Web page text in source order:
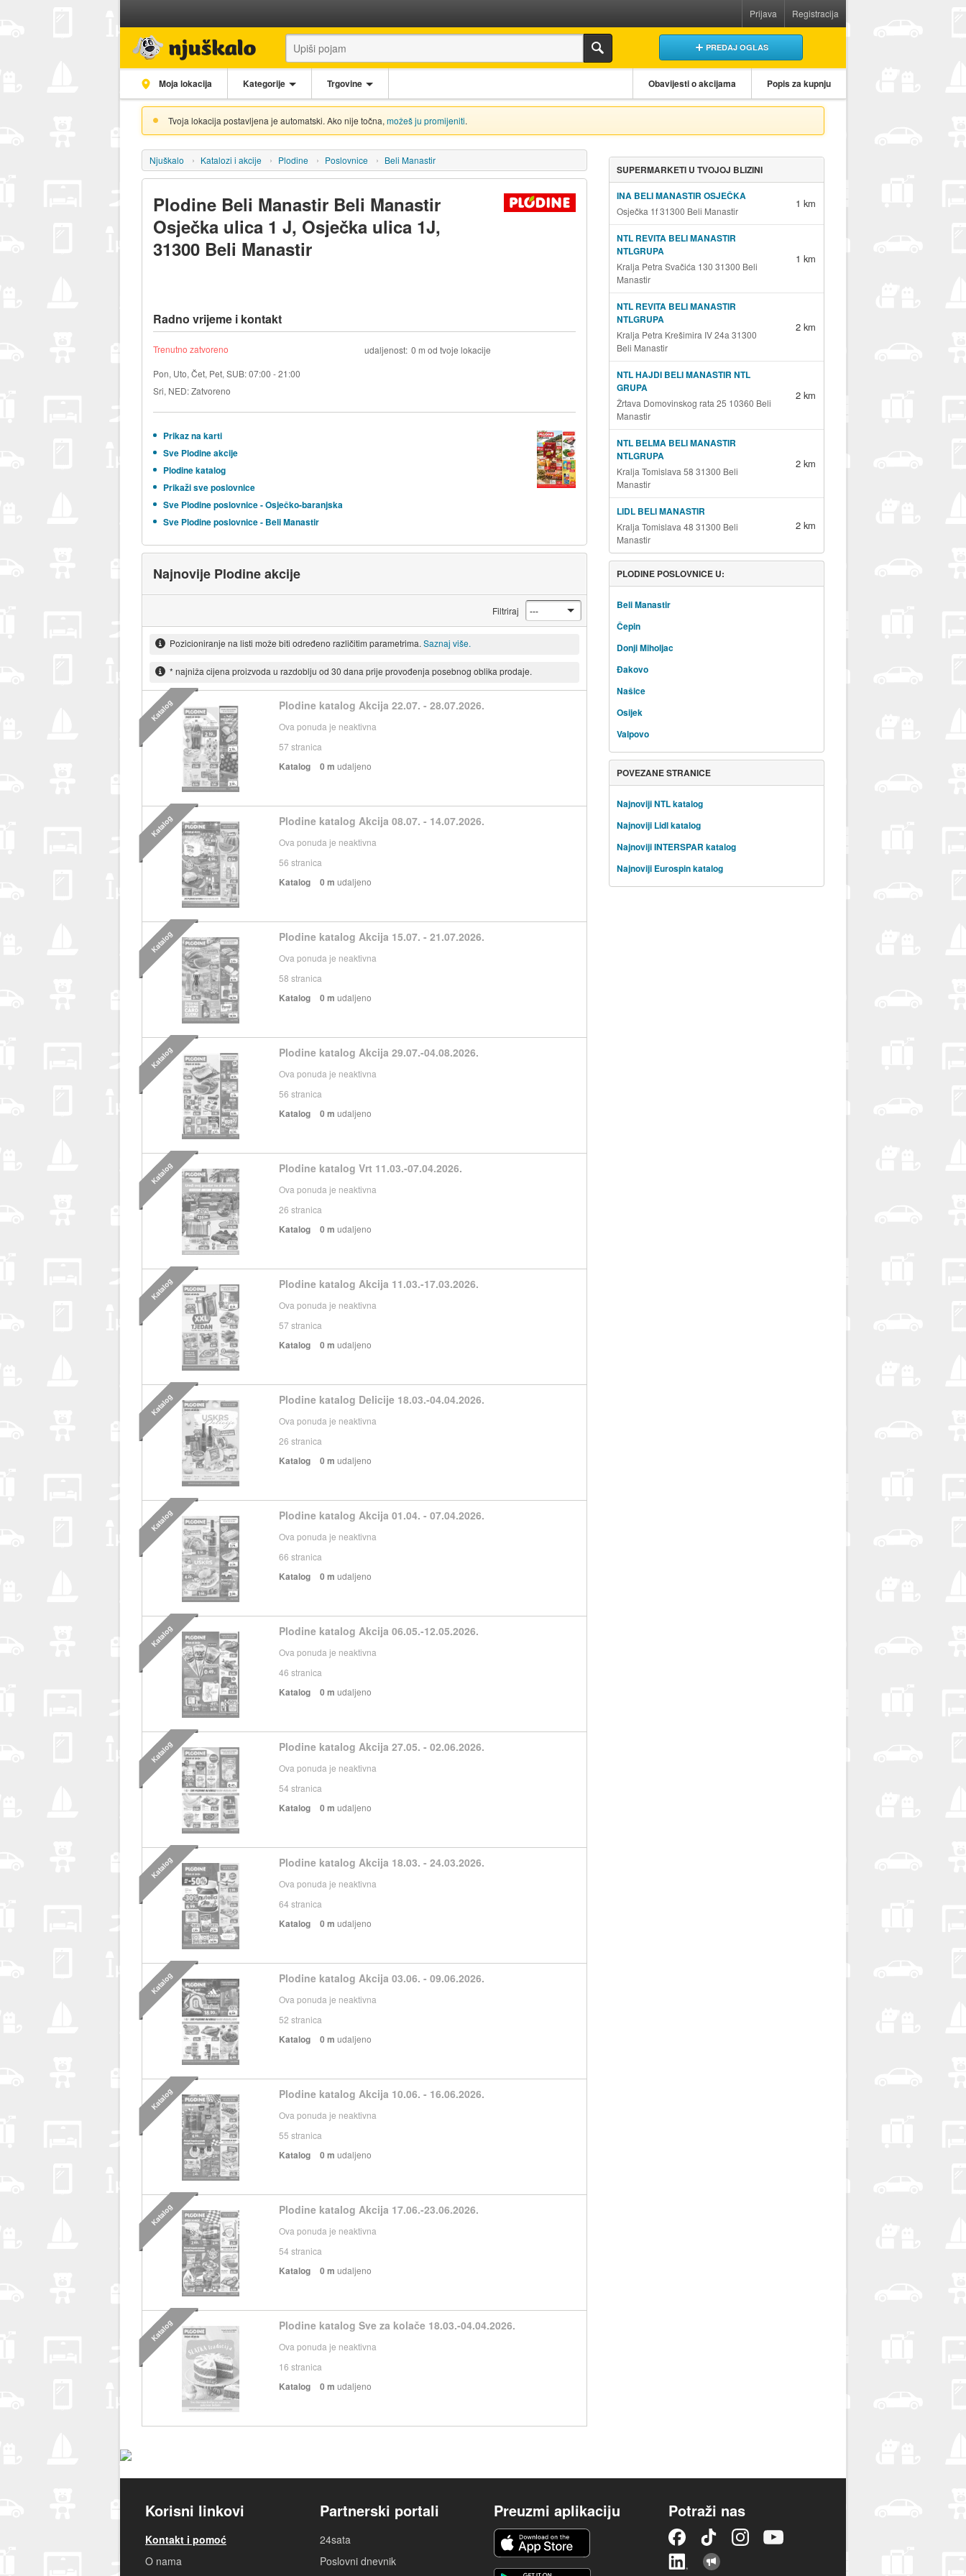
Prijava Registracija
PREDAJ OGLAS
Moja lokacija Kategorije Trgovine Obavijesti o akcijama Popis za kupnju
Tvoja lokacija postavljena je automatski. Ako nije točna, možeš ju promijeniti.
Njuškalo Katalozi i akcije Plodine Poslovnice Beli Manastir
Plodine Beli Manastir Beli Manastir
Osječka ulica 1 J, Osječka ulica 1J,
31300 Beli Manastir
Radno vrijeme i kontakt
Trenutno zatvoreno
Pon, Uto, Čet, Pet, SUB: 07:00 - 21:00
Sri, NED: Zatvoreno
udaljenost 0 m od tvoje lokacije
Prikaz na karti
Sve Plodine akcije
Plodine katalog
Prikaži sve poslovnice
Sve Plodine poslovnice - Osječko-baranjska
Sve Plodine poslovnice - Beli Manastir
Najnovije Plodine akcije
Filtriraj
Pozicioniranje na listi može biti određeno različitim parametrima. Saznaj više.
* najniža cijena proizvoda u razdoblju od 30 dana prije provođenja posebnog oblika prodaje.
Plodine katalog Akcija 22.07. - 28.07.2026.
Ova ponuda je neaktivna
57 stranica
Katalog 0 m udaljeno
Katalog
Plodine katalog Akcija 08.07. - 14.07.2026.
Ova ponuda je neaktivna
56 stranica
Katalog 0 m udaljeno
Katalog
Plodine katalog Akcija 15.07. - 21.07.2026.
Ova ponuda je neaktivna
58 stranica
Katalog 0 m udaljeno
Katalog
Plodine katalog Akcija 29.07.-04.08.2026.
Ova ponuda je neaktivna
56 stranica
Katalog 0 m udaljeno
Katalog
Plodine katalog Vrt 11.03.-07.04.2026.
Ova ponuda je neaktivna
26 stranica
Katalog 0 m udaljeno
Katalog
Plodine katalog Akcija 11.03.-17.03.2026.
Ova ponuda je neaktivna
57 stranica
Katalog 0 m udaljeno
Katalog
Plodine katalog Delicije 18.03.-04.04.2026.
Ova ponuda je neaktivna
26 stranica
Katalog 0 m udaljeno
Katalog
Plodine katalog Akcija 01.04. - 07.04.2026.
Ova ponuda je neaktivna
66 stranica
Katalog 0 m udaljeno
Katalog
Plodine katalog Akcija 06.05.-12.05.2026.
Ova ponuda je neaktivna
46 stranica
Katalog 0 m udaljeno
Katalog
Plodine katalog Akcija 27.05. - 02.06.2026.
Ova ponuda je neaktivna
54 stranica
Katalog 0 m udaljeno
Katalog
Plodine katalog Akcija 18.03. - 24.03.2026.
Ova ponuda je neaktivna
64 stranica
Katalog 0 m udaljeno
Katalog
Plodine katalog Akcija 03.06. - 09.06.2026.
Ova ponuda je neaktivna
52 stranica
Katalog 0 m udaljeno
Katalog
Plodine katalog Akcija 10.06. - 16.06.2026.
Ova ponuda je neaktivna
55 stranica
Katalog 0 m udaljeno
Katalog
Plodine katalog Akcija 17.06.-23.06.2026.
Ova ponuda je neaktivna
54 stranica
Katalog 0 m udaljeno
Katalog
Plodine katalog Sve za kolače 18.03.-04.04.2026.
Ova ponuda je neaktivna
16 stranica
Katalog 0 m udaljeno
Katalog
SUPERMARKETI U TVOJOJ BLIZINI
INA BELI MANASTIR OSJEČKA
Osječka 1f 31300 Beli Manastir
1 km
NTL REVITA BELI MANASTIR
NTLGRUPA
Kralja Petra Svačića 130 31300 Beli
Manastir
1 km
NTL REVITA BELI MANASTIR
NTLGRUPA
Kralja Petra Krešimira IV 24a 31300
Beli Manastir
2 km
NTL HAJDI BELI MANASTIR NTL
GRUPA
Žrtava Domovinskog rata 25 10360 Beli
Manastir
2 km
NTL BELMA BELI MANASTIR
NTLGRUPA
Kralja Tomislava 58 31300 Beli
Manastir
2 km
LIDL BELI MANASTIR
Kralja Tomislava 48 31300 Beli
Manastir
2 km
PLODINE POSLOVNICE U:
Beli Manastir
Čepin
Donji Miholjac
Đakovo
Našice
Osijek
Valpovo
POVEZANE STRANICE
Najnoviji NTL katalog
Najnoviji Lidl katalog
Najnoviji INTERSPAR katalog
Najnoviji Eurospin katalog
Korisni linkovi
Kontakt i pomoć
O nama
Partnerski portali
24sata
Poslovni dnevnik
Preuzmi aplikaciju Potraži nas